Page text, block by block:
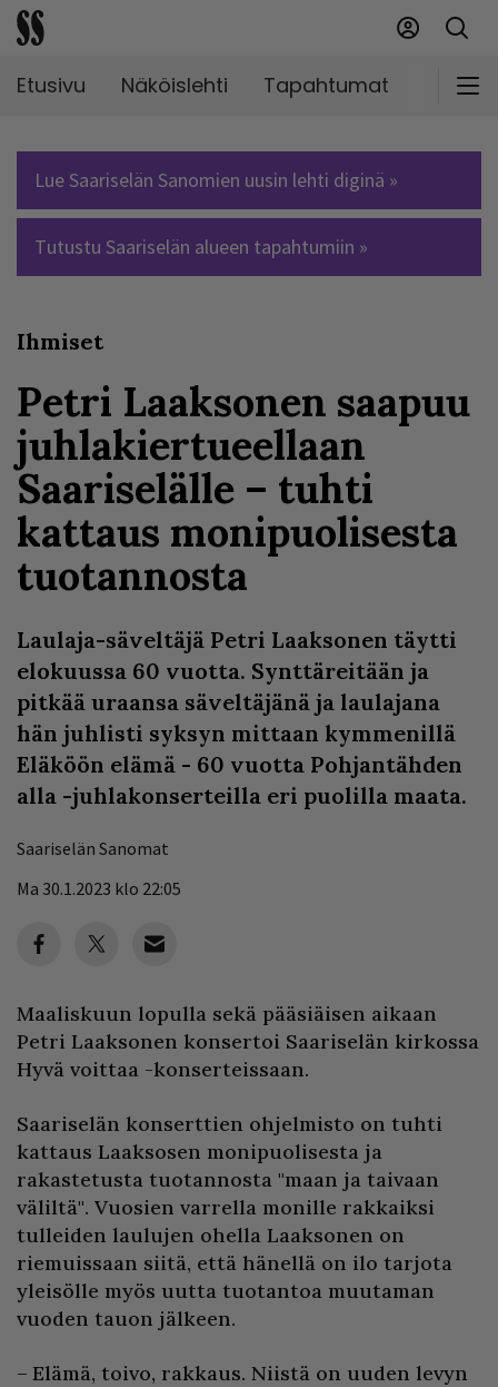
Etusivu Näköislehti Tapahtumat
Lue Saariselän Sanomien uusin lehti diginä »
Tutustu Saariselän alueen tapahtumiin »
Ihmiset
Petri Laaksonen saapuu
juhlakiertueellaan
Saariselälle – tuhti
kattaus monipuolisesta
tuotannosta
Laulaja-säveltäjä Petri Laaksonen täytti
elokuussa 60 vuotta. Synttäreitään ja
pitkää uraansa säveltäjänä ja laulajana
hän juhlisti syksyn mittaan kymmenillä
Eläköön elämä - 60 vuotta Pohjantähden
alla -juhlakonserteilla eri puolilla maata.
Saariselän Sanomat
Ma 30.1.2023 klo 22:05
Maaliskuun lopulla sekä pääsiäisen aikaan
Petri Laaksonen konsertoi Saariselän kirkossa
Hyvä voittaa -konserteissaan.
Saariselän konserttien ohjelmisto on tuhti
kattaus Laaksosen monipuolisesta ja
rakastetusta tuotannosta "maan ja taivaan
väliltä". Vuosien varrella monille rakkaiksi
tulleiden laulujen ohella Laaksonen on
riemuissaan siitä, että hänellä on ilo tarjota
yleisölle myös uutta tuotantoa muutaman
vuoden tauon jälkeen.
– Elämä, toivo, rakkaus. Niistä on uuden levyn